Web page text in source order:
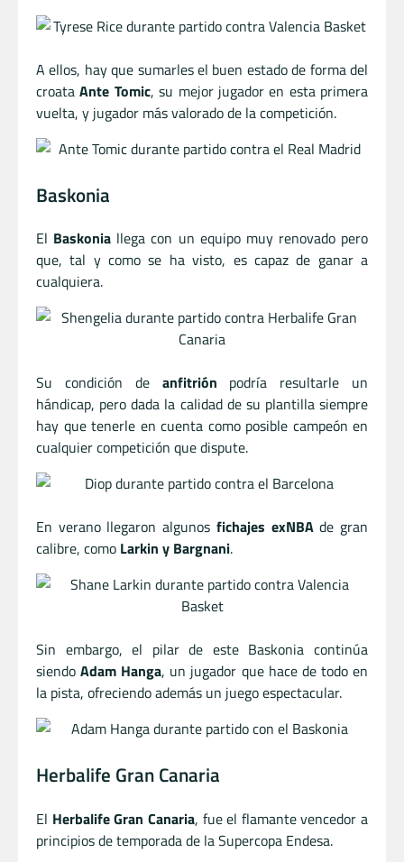
A ellos, hay que sumarles el buen estado de forma del
croataAnte Tomic, su mejor jugador en esta primera
vuelta, y jugador más valorado de la competición.
Baskonia
El Baskonia llega con un equipo muy renovado pero
que, tal y como se ha visto, es capaz de ganar a
cualquiera.
Su condición de anfitrión podría resultarle un
hándicap, pero dada la calidad de su plantilla siempre
hay que tenerle en cuenta como posible campeón en
cualquier competición que dispute.
En verano llegaron algunos fichajes exNBAde gran
calibre, como Larkin y Bargnani.
Sin embargo, el pilar de este Baskonia continúa
siendoAdam Hanga, un jugador que hace de todo en
la pista, ofreciendo además un juego espectacular.
Herbalife Gran Canaria
El Herbalife Gran Canaria, fue el flamante vencedor a
principios de temporada de la Supercopa Endesa.